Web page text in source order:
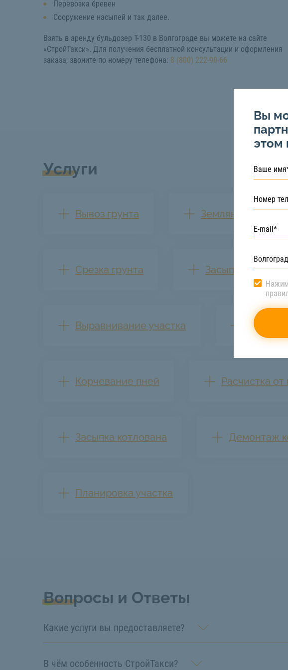
Перевозка бревен
Сооружение насыпей и так далее.
Взять в аренду бульдозер Т-130 в Волгограде вы можете на сайте
«СтройТакси». Для получения бесплатной консультации и оформления
заказа, звоните по номеру телефона: 8 (800) 222-90-66
Услуги
Вывоз грунта Земляные работы
Срезка грунта Засыпка
Выравнивание участка
Корчевание пней Расчистка от
Засыпка котлована Демонтаж
Планировка участка
Вопросы и Ответы
Какие услуги вы предоставляете?
В чём особенность СтройТакси?
Вы
этом